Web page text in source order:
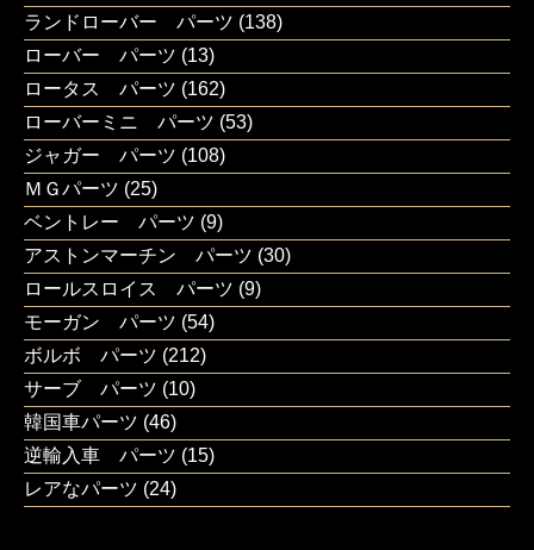
ランドローバー パーツ (138)
ローバー パーツ (13)
ロータス パーツ (162)
ローバーミニ パーツ (53)
ジャガー パーツ (108)
ＭＧパーツ (25)
ベントレー パーツ (9)
アストンマーチン パーツ (30)
ロールスロイス パーツ (9)
モーガン パーツ (54)
ボルボ パーツ (212)
サーブ パーツ (10)
韓国車パーツ (46)
逆輸入車 パーツ (15)
レアなパーツ (24)